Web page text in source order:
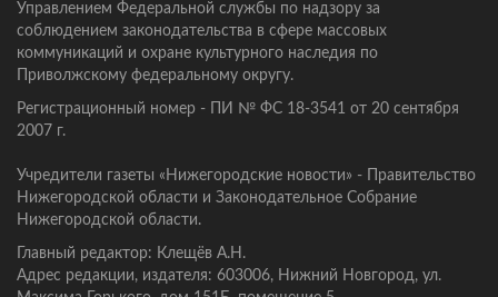
Управлением Федеральной службы по надзору за
соблюдением законодательства в сфере массовых
коммуникаций и охране культурного наследия по
Приволжскому федеральному округу.
Регистрационный номер - ПИ № ФС 18-3541 от 20 сентября
2007 г.
Учредители газеты «Нижегородские новости» - Правительство
Нижегородской области и Законодательное Собрание
Нижегородской области.
Главный редактор: Клещёв А.Н.
Адрес редакции, издателя: 603006, Нижний Новгород, ул.